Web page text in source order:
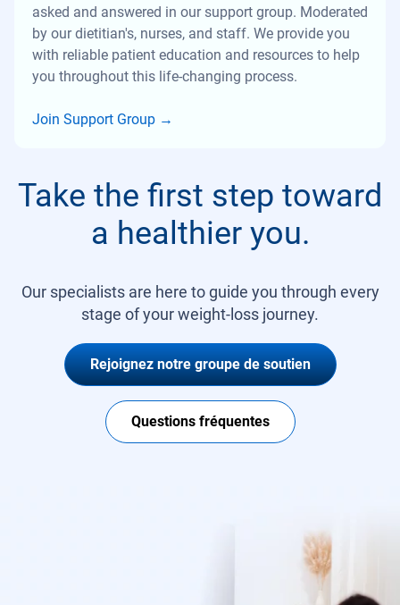
asked and answered in our support group. Moderated
by our dietitian's, nurses, and staff. We provide you
with reliable patient education and resources to help
you throughout this life-changing process.
Join Support Group →
Take the first step toward
a healthier you.
Our specialists are here to guide you through every
stage of your weight-loss journey.
Rejoignez notre groupe de soutien
Questions fréquentes